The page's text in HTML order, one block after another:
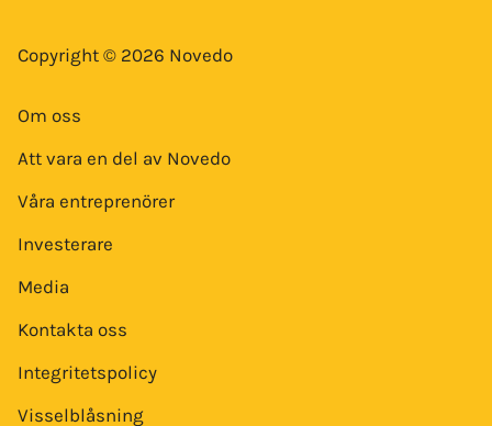
Copyright © 2026 Novedo
Om oss
Att vara en del av Novedo
Våra entreprenörer
Investerare
Media
Kontakta oss
Integritetspolicy
Visselblåsning